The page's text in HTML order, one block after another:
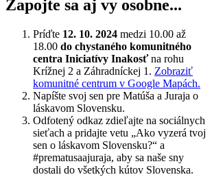
Zapojte sa aj vy osobne...
Príďte 12. 10. 2024 medzi 10.00 až
18.00 do chystaného komunitného
centra Iniciatívy Inakosťna rohu
Krížnej 2 a Záhradníckej 1. Zobraziť
komunitné centrum v Google Mapách.
Napíšte svoj sen pre Matúša a Juraja o
láskavom Slovensku.
Odfotený odkaz zdieľajte na sociálnych
sieťach a pridajte vetu „Ako vyzerá tvoj
sen o láskavom Slovensku?“ a
#prematusaajuraja, aby sa naše sny
dostali do všetkých kútov Slovenska.